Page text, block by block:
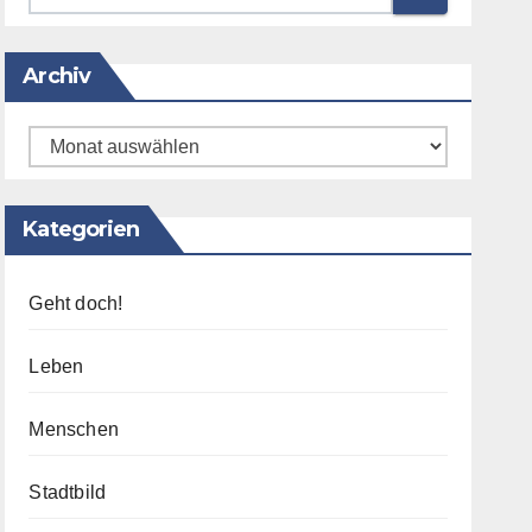
Archiv
Archiv
Kategorien
Geht doch!
Leben
Menschen
Stadtbild